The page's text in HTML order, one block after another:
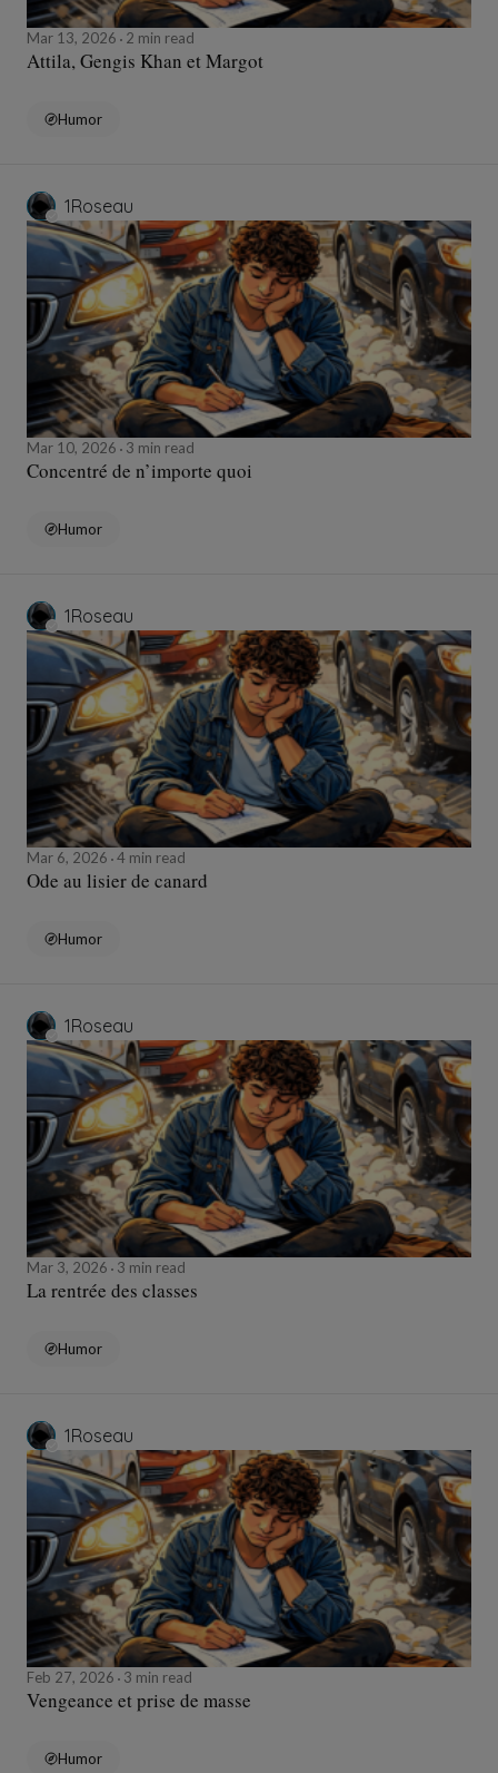
Mar 13, 2026 2 min read
Attila, Gengis Khan et Margot
Humor
1Roseau
Mar 10, 2026 3 min read
Concentré de n’importe quoi
Humor
1Roseau
Mar 6, 2026 4 min read
Ode au lisier de canard
Humor
1Roseau
Mar 3, 2026 3 min read
La rentrée des classes
Humor
1Roseau
Feb 27, 2026 3 min read
Vengeance et prise de masse
Humor